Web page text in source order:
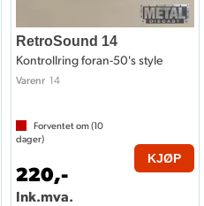
RetroSound 14
Kontrollring foran-50's style
Varenr 14
Forventet om (10
dager)
220,-
Ink.mva.
KJØP